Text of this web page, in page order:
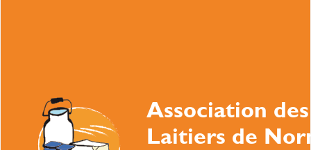
Association
Laitiers de